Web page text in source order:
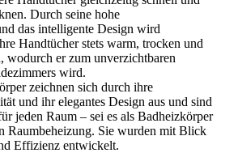
Durch seine hohe
das intelligente Design wird
Handtücher stets warm, trocken und
wodurch er zum unverzichtbaren
wird.
zeichnen sich durch ihre
und ihr elegantes Design aus und sind
jeden Raum – sei es als Badheizkörper
Raumbeheizung. Sie wurden mit Blick
Effizienz entwickelt.